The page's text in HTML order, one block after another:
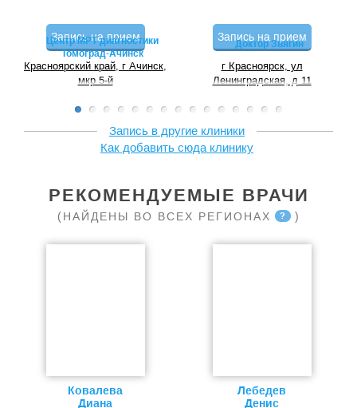
Центр МРТ диагностики
Томоград-Ачинск
Запись на прием
Красноярский край, г Ачинск,
мкр 5-й
Доктор Звягин
Запись на прием
г Красноярск, ул
Ленинградская, д 11
Запись в другие клиники
Как добавить сюда клинику
РЕКОМЕНДУЕМЫЕ ВРАЧИ
(НАЙДЕНЫ ВО ВСЕХ РЕГИОНАХ ? )
Ковалева
Диана
Лебедев
Денис